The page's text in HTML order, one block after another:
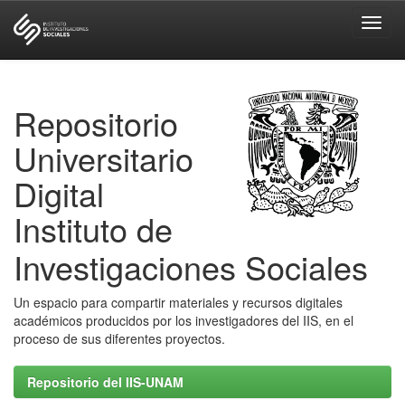
Repositorio
Universitario
Digital
Instituto de
Investigaciones Sociales
Un espacio para compartir materiales y recursos digitales
académicos producidos por los investigadores del IIS, en el
proceso de sus diferentes proyectos.
Repositorio del IIS-UNAM